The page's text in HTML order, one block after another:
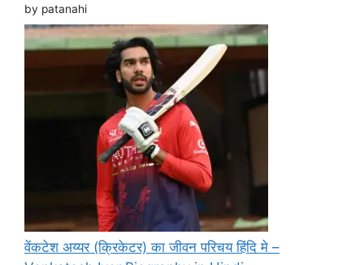
by patanahi
वेंकटेश अय्यर (क्रिकेटर) का जीवन परिचय हिंदि मे –